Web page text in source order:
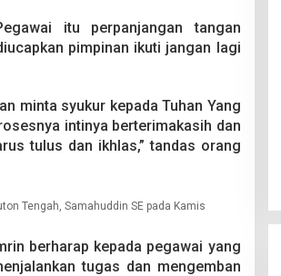
itu perpanjangan tangan
pimpinan ikuti jangan lagi
minta syukur kepada Tuhan Yang
intinya berterimakasih dan
tulus dan ikhlas,” tandas orang
Tengah, Samahuddin SE pada Kamis
berharap kepada pegawai yang
tugas dan mengemban